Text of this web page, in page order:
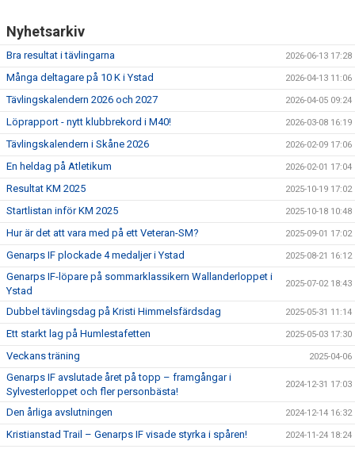
Nyhetsarkiv
Bra resultat i tävlingarna 2026-06-13 17:28
Många deltagare på 10 K i Ystad 2026-04-13 11:06
Tävlingskalendern 2026 och 2027 2026-04-05 09:24
Löprapport - nytt klubbrekord i M40! 2026-03-08 16:19
Tävlingskalendern i Skåne 2026 2026-02-09 17:06
En heldag på Atletikum 2026-02-01 17:04
Resultat KM 2025 2025-10-19 17:02
Startlistan inför KM 2025 2025-10-18 10:48
Hur är det att vara med på ett Veteran-SM? 2025-09-01 17:02
Genarps IF plockade 4 medaljer i Ystad 2025-08-21 16:12
Genarps IF-löpare på sommarklassikern Wallanderloppet i
Ystad
2025-07-02 18:43
Dubbel tävlingsdag på Kristi Himmelsfärdsdag 2025-05-31 11:14
Ett starkt lag på Humlestafetten 2025-05-03 17:30
Veckans träning 2025-04-06
Genarps IF avslutade året på topp – framgångar i
Sylvesterloppet och fler personbästa!
2024-12-31 17:03
Den årliga avslutningen 2024-12-14 16:32
Kristianstad Trail – Genarps IF visade styrka i spåren! 2024-11-24 18:24